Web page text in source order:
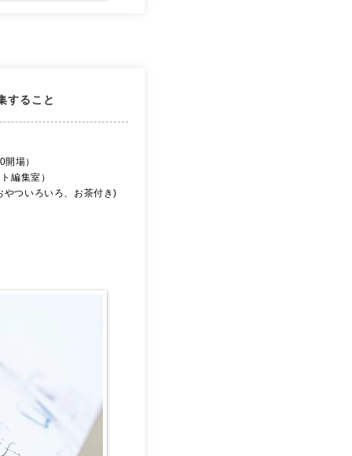
すること
場）
編集室）
ついろいろ、お茶付き)